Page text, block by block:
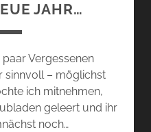
JAHR…
Vergessenen
sinnvoll – möglichst
ich mitnehmen,
geleert und ihr
noch…